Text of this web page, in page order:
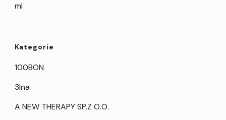
ml
Kategorie
100BON
3Ina
A NEW THERAPY SP.Z O.O.